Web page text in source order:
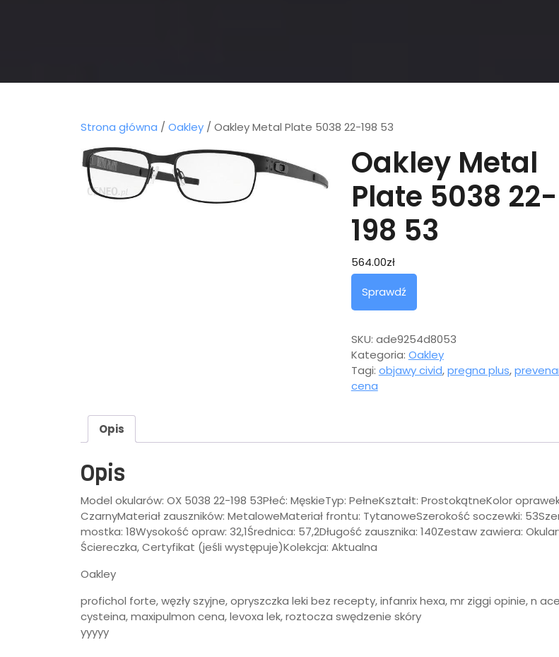
Strona główna / Oakley / Oakley Metal Plate 5038 22-198 53
Oakley Metal
Plate 5038 22-
198 53
564.00zł
Sprawdź
SKU: ade9254d8053
Kategoria: Oakley
Tagi: objawy civid,pregna plus,
cena
Opis
Opis
Model okularów: OX 5038 22-198 53Płeć: MęskieTyp: PełneKształt: ProstokątneKolor
CzarnyMateriał zauszników: MetaloweMateriał frontu: TytanoweSzerokość soczewki:
mostka: 18Wysokość opraw: 32,1Średnica: 57,2Długość zausznika: 140Zestaw zawiera:
Ściereczka, Certyfikat (jeśli występuje)Kolekcja: Aktualna
Oakley
profichol forte, węzły szyjne, opryszczka leki bez recepty, infanrix hexa, mr ziggi opinie, n
cysteina, maxipulmon cena, levoxa lek, roztocza swędzenie skóry
yyyyy